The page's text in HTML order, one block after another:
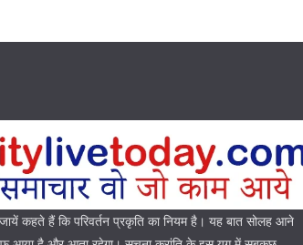
कहते हैं कि परिवर्तन प्रकृति का नियम है। यह बात सोलह आने